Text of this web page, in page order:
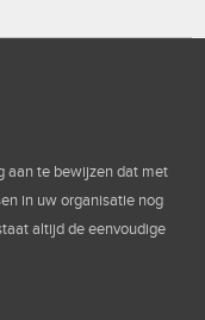
aan te bewijzen dat met
in uw organisatie nog
altijd de eenvoudige